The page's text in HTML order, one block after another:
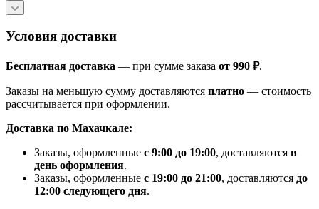
Условия доставки
Бесплатная доставка — при сумме заказа от 990 ₽.
Заказы на меньшую сумму доставляются платно — стоимость
рассчитывается при оформлении.
Доставка по Махачкале:
Заказы, оформленные с 9:00 до 19:00, доставляются в
день оформления.
Заказы, оформленные с 19:00 до 21:00, доставляются до
12:00 следующего дня.